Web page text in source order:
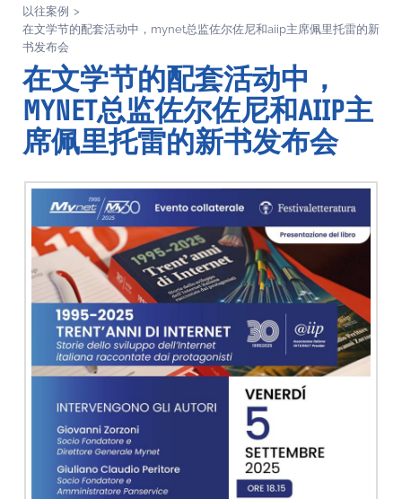
服务
MYNET
以往案例
通讯
联系我们
以往案例 >
在文学节的配套活动中，mynet总监佐尔佐尼和aiip主席佩里托雷的新
书发布会
在文学节的配套活动中，
MYNET总监佐尔佐尼和AIIP主
席佩里托雷的新书发布会